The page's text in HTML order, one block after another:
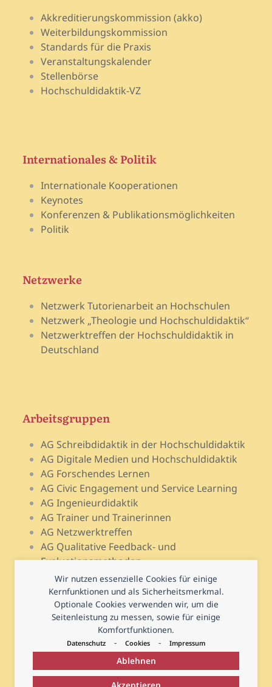
Wir nutzen essenzielle Cookies für einige
Kernfunktionen und als Sicherheitsmerkmal.
Optionale Cookies verwenden wir, um die
Seitenleistung zu messen, sowie für einige
Komfortfunktionen.
Datenschutz - Cookies - Impressum
Ablehnen
Akkreditierungskommission (akko)
Weiterbildungskommission
Standards für die Praxis
Veranstaltungskalender
Stellenbörse
Hochschuldidaktik-VZ
Internationales & Politik
Internationale Kooperationen
Keynotes
Konferenzen & Publikationsmöglichkeiten
Politik
Netzwerke
Netzwerk Tutorienarbeit an Hochschulen
Netzwerk „Theologie und Hochschuldidaktik“
Netzwerktreffen der Hochschuldidaktik in
Deutschland
Arbeitsgruppen
AG Schreibdidaktik in der Hochschuldidaktik
AG Digitale Medien und Hochschuldidaktik
AG Forschendes Lernen
AG Civic Engagement und Service Learning
AG Ingenieurdidaktik
AG Trainer und Trainerinnen
AG Netzwerktreffen
AG Qualitative Feedback- und
Evaluationsmethoden
AG Open Teach Ware – Lehrportale
AG Psychologie und Lehr-Lern-Forschung
AG Prüfen und Prüfungsdidaktik
AG Hochschuldidaktische Regional- und
Landesnetzwerke